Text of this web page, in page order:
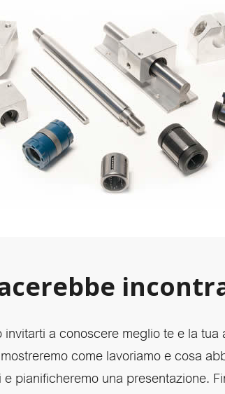
invitarti a conoscere meglio te e la
come lavoriamo e cosa
e pianificheremo una presentazione.